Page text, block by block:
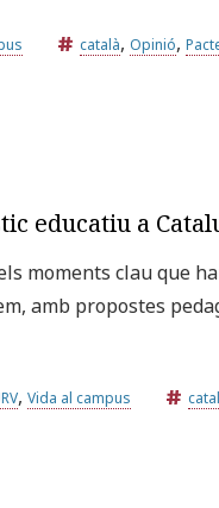
català, Opinió,
educatiu a
moments clau que
amb propostes
, Vida al campus